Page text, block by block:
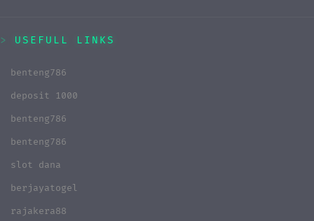
USEFULL LINKS
benteng786
deposit 1000
benteng786
benteng786
slot dana
berjayatogel
rajakera88